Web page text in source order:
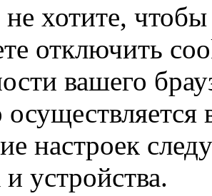
хотите,
отключить
вашего
настроек
и устройства.